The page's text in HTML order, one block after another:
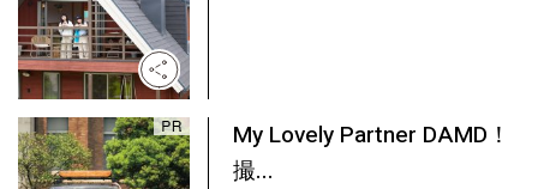
My Lovely Partner DAMD！
撮...